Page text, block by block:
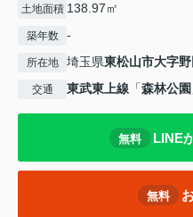
土地面積 138.97㎡
築年数 -
所在地 埼玉県東松山市大字野
交通 東武東上線 「森林公園
無料 LINE
無料